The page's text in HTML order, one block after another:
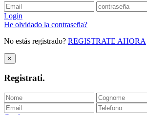
Login
He olvidado la contraseña?
No estás registrado? REGISTRATE AHORA
×
Registrati.